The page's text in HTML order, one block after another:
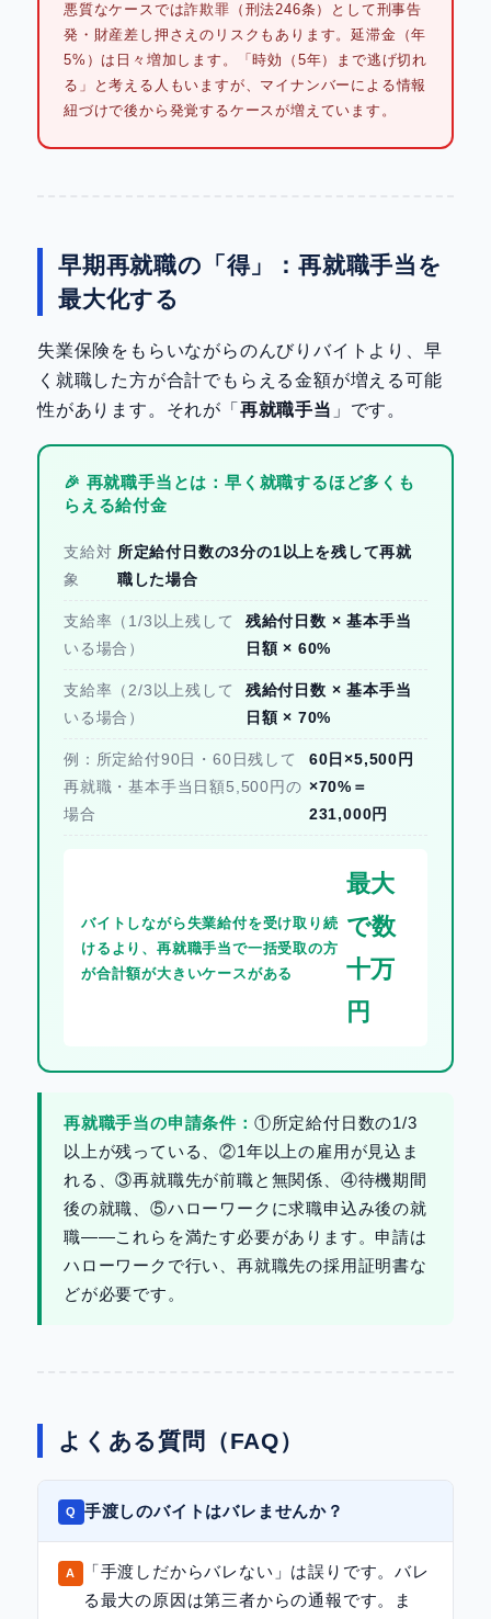
悪質なケースでは詐欺罪（刑法246条）として刑事告
発・財産差し押さえのリスクもあります。延滞金（年
5%）は日々増加します。「時効（5年）まで逃げ切れ
る」と考える人もいますが、マイナンバーによる情報
紐づけで後から発覚するケースが増えています。
早期再就職の「得」：再就職手当を
最大化する
失業保険をもらいながらのんびりバイトより、早
く就職した方が合計でもらえる金額が増える可能
性があります。それが「 再就職手当 」です。
🎉 再就職手当とは：早く就職するほど多くも
らえる給付金
支給対
象
所定給付日数の3分の1以上を残して再就
職した場合
支給率（1/3以上残して
いる場合）
残給付日数 × 基本手当
日額 × 60%
支給率（2/3以上残して
いる場合）
残給付日数 × 基本手当
日額 × 70%
例：所定給付90日・60日残して
再就職・基本手当日額5,500円の
場合
60日×5,500円
×70%＝
231,000円
バイトしながら失業給付を受け取り続
けるより、再就職手当で一括受取の方
が合計額が大きいケースがある
最大
で数
十万
円
再就職手当の申請条件： ①所定給付日数の1/3
以上が残っている、②1年以上の雇用が見込ま
れる、③再就職先が前職と無関係、④待機期間
後の就職、⑤ハローワークに求職申込み後の就
職——これらを満たす必要があります。申請は
ハローワークで行い、再就職先の採用証明書な
どが必要です。
よくある質問（FAQ）
手渡しのバイトはバレませんか？
「手渡しだからバレない」は誤りです。バレ
る最大の原因は第三者からの通報です。ま